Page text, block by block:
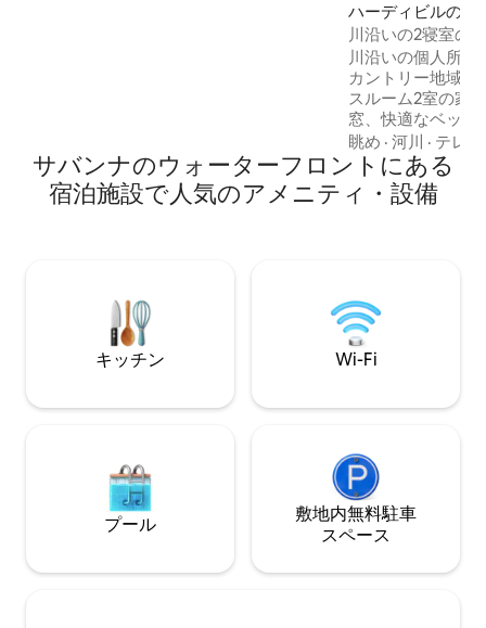
ハートをタップするか、ホストプロフィ
ールをご覧いただくか、ご予約くださ
い。
ハーディビルの一
川沿いの2寝室の
ク用デッキ、サバ
川沿いの個人所有
カントリー地域の
スルーム2室の家
窓、快適なベッド
ン。日光浴、バー
からの釣りができ
す。森と穏やか
す。右手に高速道
す。サバンナまで
分、ブラフトンま
ドまで30分です
ん。空気清浄機を
眺め ·河川 · テレビ
サバンナのウォーターフロントにある
宿泊施設で人気のアメニティ・設備
キッチン Wi-Fi
プール
敷地内無料駐⁠車
ス⁠ペ⁠ー⁠ス